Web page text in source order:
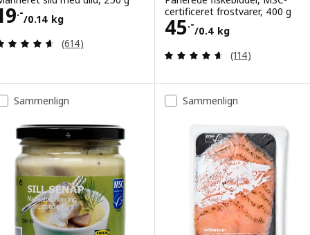
.-
/0.14 kg
19.-/0.14 kg
Anmeld: 4.6 ud af 5 Stjerner. Anmeldelser i alt:
(614)
certificeret frostvarer, 400 g
45.-
/0.4 kg
Pris 45.-/0.4 kg
Anmeld: 4.6 ud
(114)
Sammenlign Sammenlign